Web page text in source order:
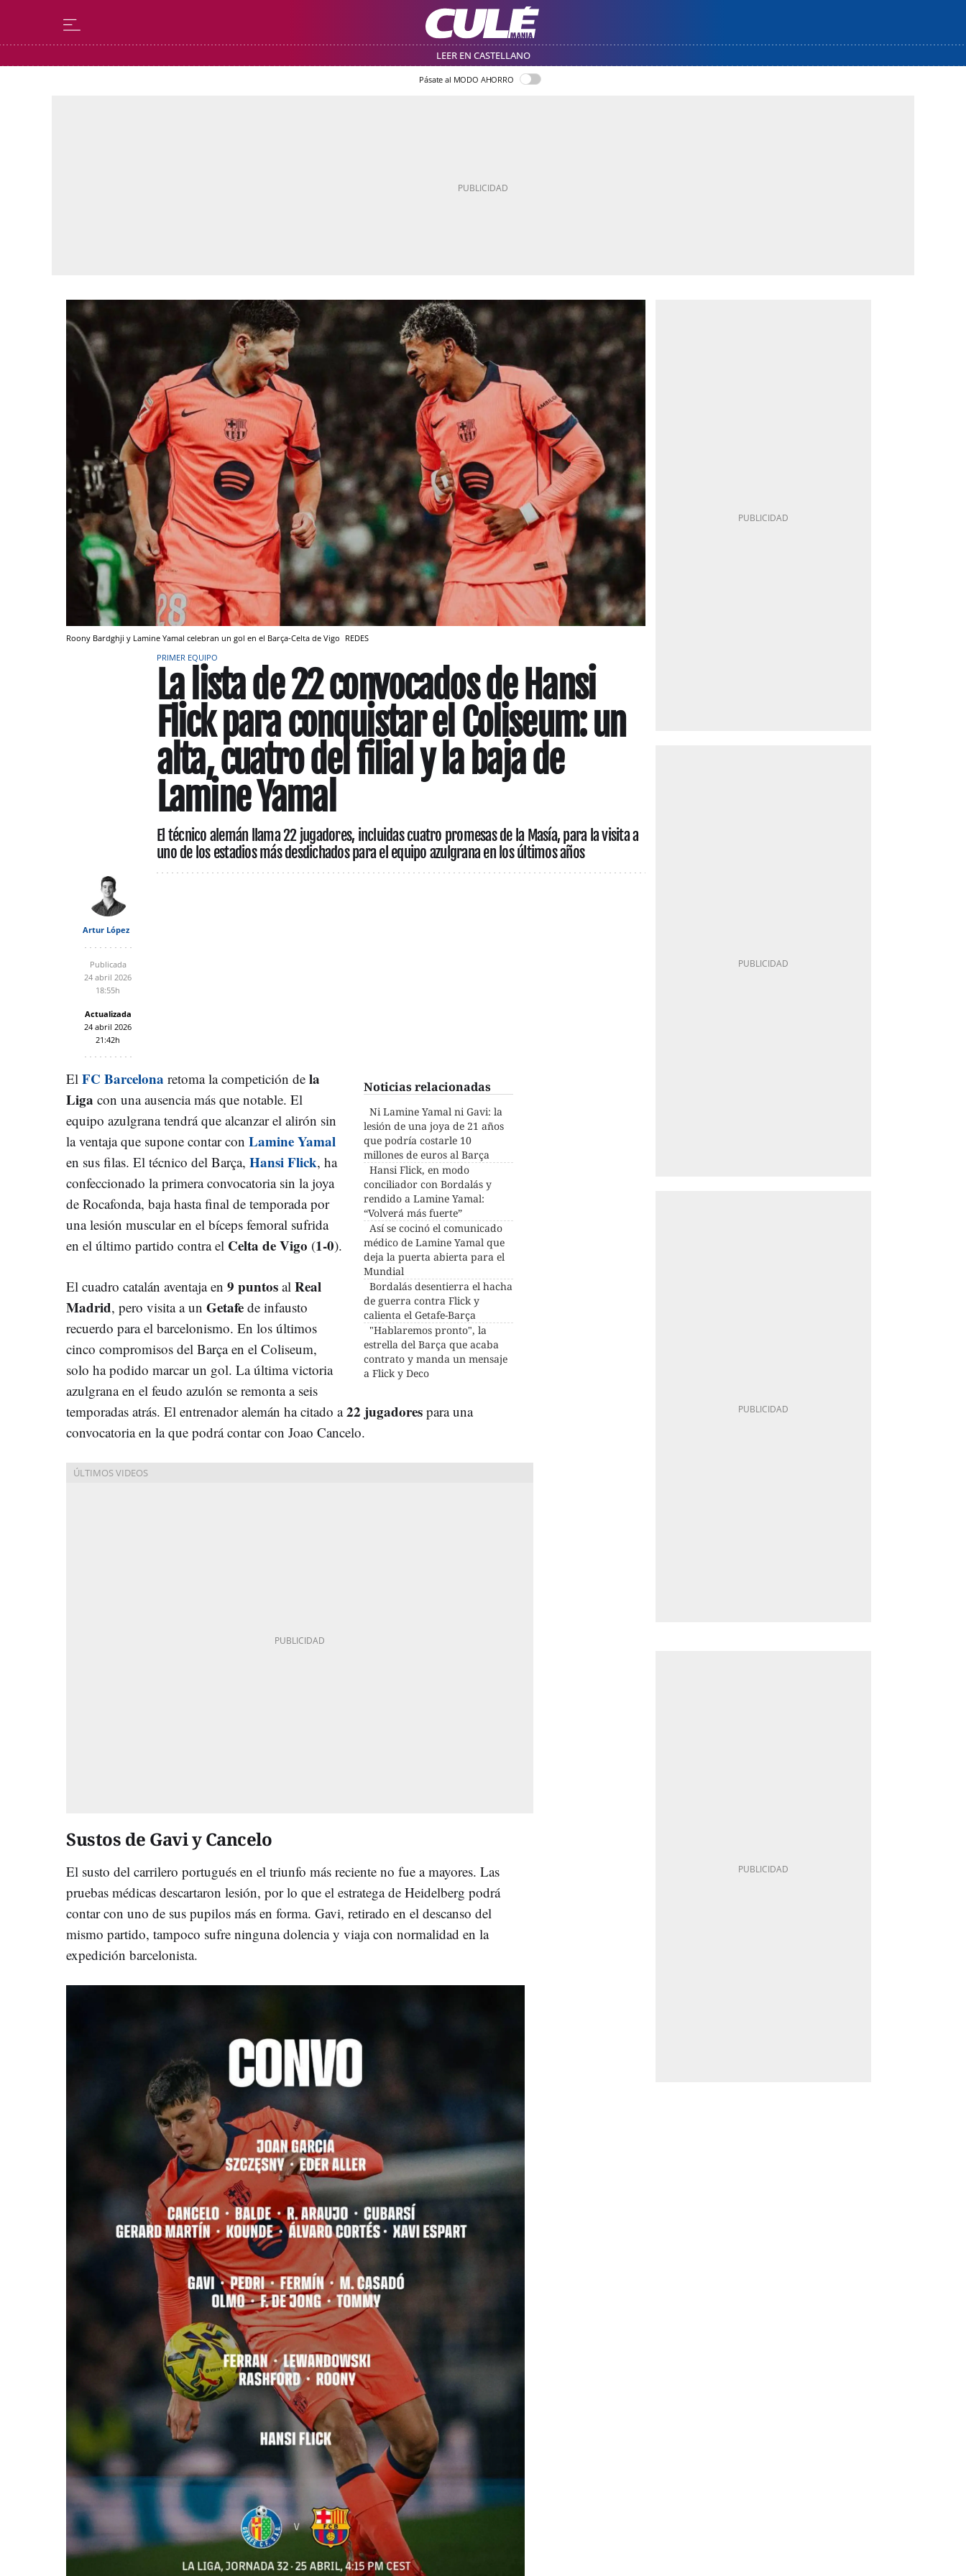
LEER EN CASTELLANO
Pásate al MODO AHORRO
Roony Bardghji y Lamine Yamal celebran un gol en el Barça-Celta de Vigo REDES
PRIMER EQUIPO
La lista de 22 convocados de Hansi
Flick para conquistar el Coliseum: un
alta, cuatro del filial y la baja de
Lamine Yamal
El técnico alemán llama 22 jugadores, incluidas cuatro promesas de la Masía, para la visita a
uno de los estadios más desdichados para el equipo azulgrana en los últimos años
Artur López
Publicada
24 abril 2026
18:55h
Actualizada
24 abril 2026
21:42h
Noticias relacionadas
Ni Lamine Yamal ni Gavi: la
lesión de una joya de 21 años
que podría costarle 10
millones de euros al Barça
Hansi Flick, en modo
conciliador con Bordalás y
rendido a Lamine Yamal:
“Volverá más fuerte”
Así se cocinó el comunicado
médico de Lamine Yamal que
deja la puerta abierta para el
Mundial
Bordalás desentierra el hacha
de guerra contra Flick y
calienta el Getafe-Barça
"Hablaremos pronto", la
estrella del Barça que acaba
contrato y manda un mensaje
a Flick y Deco
El FC Barcelona retoma la competición de la
Liga con una ausencia más que notable. El
equipo azulgrana tendrá que alcanzar el alirón sin
la ventaja que supone contar con Lamine Yamal
en sus filas. El técnico del Barça, Hansi Flick, ha
confeccionado la primera convocatoria sin la joya
de Rocafonda, baja hasta final de temporada por
una lesión muscular en el bíceps femoral sufrida
en el último partido contra el Celta de Vigo (1-0).
El cuadro catalán aventaja en 9 puntos al Real
Madrid, pero visita a un Getafe de infausto
recuerdo para el barcelonismo. En los últimos
cinco compromisos del Barça en el Coliseum,
solo ha podido marcar un gol. La última victoria
azulgrana en el feudo azulón se remonta a seis
temporadas atrás. El entrenador alemán ha citado a22 jugadores para una
convocatoria en la que podrá contar con Joao Cancelo.
Sustos de Gavi y Cancelo
El susto del carrilero portugués en el triunfo más reciente no fue a mayores. Las
pruebas médicas descartaron lesión, por lo que el estratega de Heidelberg podrá
contar con uno de sus pupilos más en forma. Gavi, retirado en el descanso del
mismo partido, tampoco sufre ninguna dolencia y viaja con normalidad en la
expedición barcelonista.